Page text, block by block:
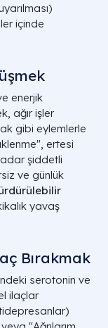
içinde
enerjik
ağır işler
gibi eylemlerle
ertesi
şiddetli
ve günlük
yavaş
Bırakmak
serotonin ve
ilaçlar